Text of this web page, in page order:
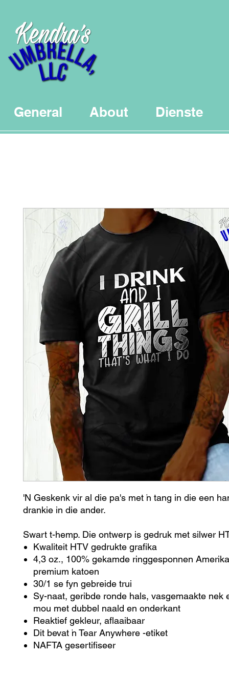
General About Dienste
'N Geskenk vir al die pa's met 'n tang in die een
drankie in die ander.
Swart t-hemp. Die ontwerp is gedruk met silwer
Kwaliteit HTV gedrukte grafika
4,3 oz., 100% gekamde ringgesponnen
premium katoen
30/1 se fyn gebreide trui
Sy-naat, geribde ronde hals, vasgemaakte nek
mou met dubbel naald en onderkant
Reaktief gekleur, aflaaibaar
Dit bevat 'n Tear Anywhere -etiket
NAFTA gesertifiseer